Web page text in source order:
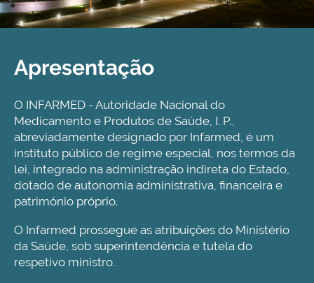
Apresentação
O INFARMED - Autoridade Nacional do
Medicamento e Produtos de Saúde, I. P.,
abreviadamente designado por Infarmed, é um
instituto público de regime especial, nos termos da
lei, integrado na administração indireta do Estado,
dotado de autonomia administrativa, financeira e
património próprio.
O Infarmed prossegue as atribuições do Ministério
da Saúde, sob superintendência e tutela do
respetivo ministro.